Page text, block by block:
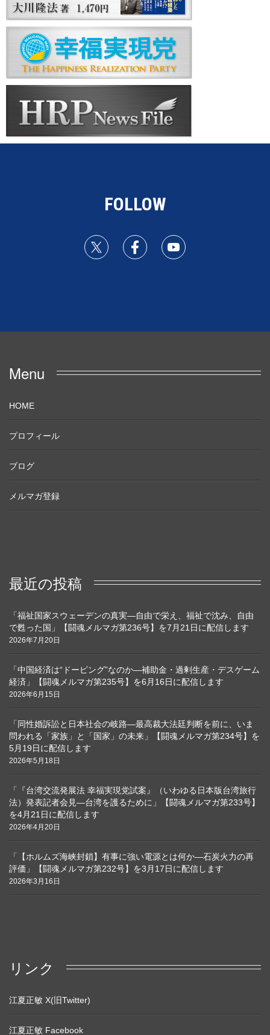
FOLLOW
Menu
HOME
プロフィール
ブログ
メルマガ登録
最近の投稿
「福祉国家スウェーデンの真実―自由で栄え、福祉で沈み、自由
で甦った国」【闘魂メルマガ第236号】を7月21日に配信します
2026年7月20日
「中国経済は“ドーピング”なのか―補助金・過剰生産・デスゲーム
経済」【闘魂メルマガ第235号】を6月16日に配信します
2026年6月15日
「同性婚訴訟と日本社会の岐路―最高裁大法廷判断を前に、いま
問われる「家族」と「国家」の未来」【闘魂メルマガ第234号】を
5月19日に配信します
2026年5月18日
「『台湾交流発展法 幸福実現党試案』（いわゆる日本版台湾旅行
法）発表記者会見―台湾を護るために」【闘魂メルマガ第233号】
を4月21日に配信します
2026年4月20日
「【ホルムズ海峡封鎖】有事に強い電源とは何か―石炭火力の再
評価」【闘魂メルマガ第232号】を3月17日に配信します
2026年3月16日
リンク
江夏正敏 X(旧Twitter)
江夏正敏 Facebook